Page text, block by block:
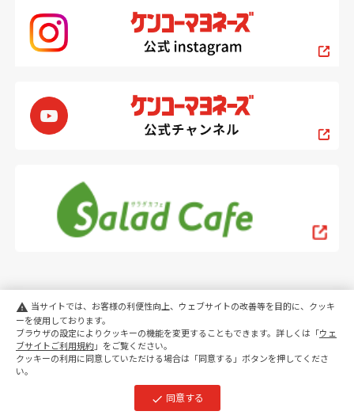
PC スマートフォン
copyright KENKO Mayonnaise Co.,Ltd.All rights reserved.
warning 当サイトでは、お客様の利便性向上、ウェブサイトの改善等を目的に、クッキ
ーを使用しております。
ブラウザの設定によりクッキーの機能を変更することもできます。詳しくは「ウェ
ブサイトご利用規約」をご覧ください。
クッキーの利用に同意していただける場合は「同意する」ボタンを押してくださ
い。
check 同意する